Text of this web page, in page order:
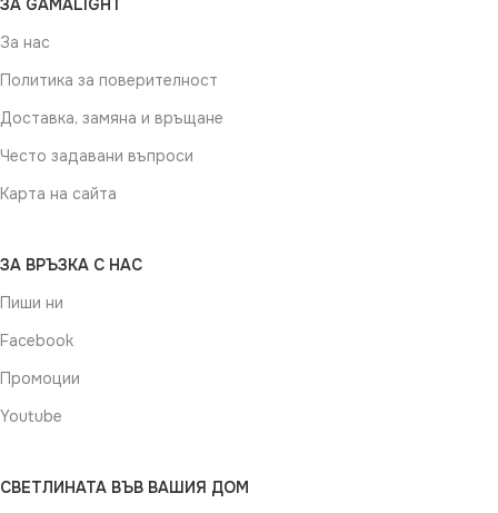
ЗА GAMALIGHT
За нас
Политика за поверителност
Доставка, замяна и връщане
Често задавани въпроси
Карта на сайта
ЗА ВРЪЗКА С НАС
Пиши ни
Facebook
Промоции
Youtube
СВЕТЛИНАТА ВЪВ ВАШИЯ ДОМ